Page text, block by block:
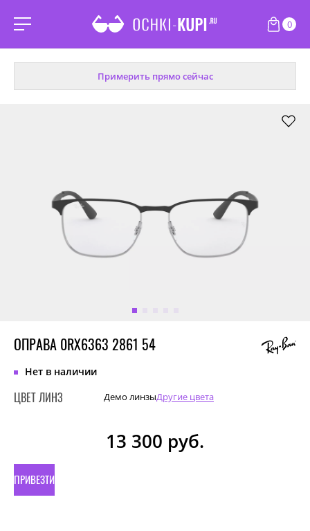
0
Примерить прямо сейчас
ОПРАВА 0RX6363 2861 54
Нет в наличии
ЦВЕТ ЛИНЗ Демо линзыДругие цвета
13 300 руб.
ПРИВЕЗТИ